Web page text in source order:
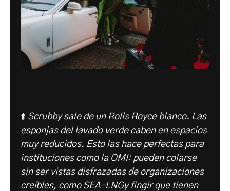
⬆️ Scrubby sale de un Rolls Royce blanco. Las
esponjas del lavado verde caben en espacios
muy reducidos. Esto las hace perfectas para
instituciones como la OMI: pueden colarse
sin ser vistas disfrazadas de organizaciones
creíbles, como SEA-LNGy fingir que tienen